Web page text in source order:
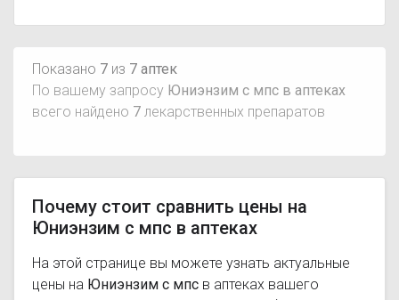
Показано 7 из 7 аптек
По вашему запросу Юниэнзим с мпс в аптеках
всего найдено 7 лекарственных препаратов
Почему стоит сравнить цены на
Юниэнзим с мпс в аптеках
На этой странице вы можете узнать актуальные
цены на Юниэнзим с мпс в аптеках вашего